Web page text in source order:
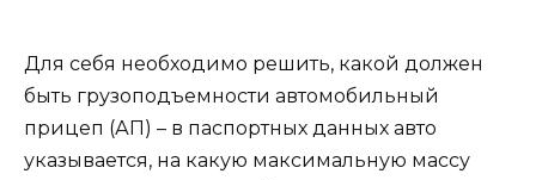
Для себя необходимо решить, какой должен
быть грузоподъемности автомобильный
прицеп (АП) – в паспортных данных авто
указывается, на какую максимальную массу